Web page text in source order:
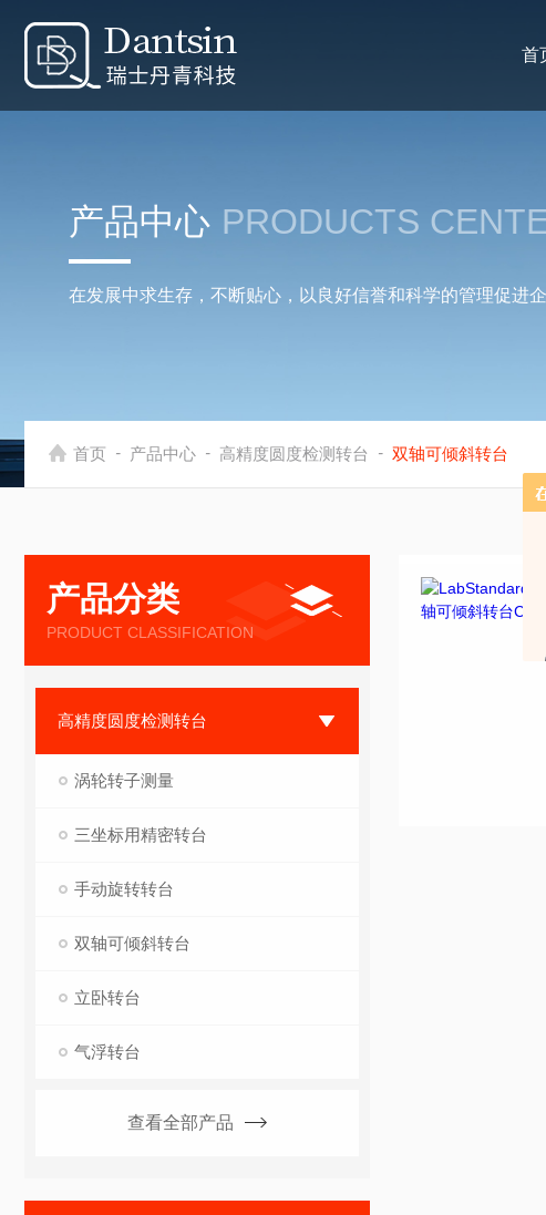
首
产品中心 PRODUCTS
在发展中求生存，不断贴心，以良好信誉和科学的管理促进
首页 - 产品中心 - 高精度圆度检测转台 - 双轴可倾斜转台
产品分类
PRODUCT CLASSIFICATION
高精度圆度检测转台
涡轮转子测量
三坐标用精密转台
手动旋转转台
双轴可倾斜转台
立卧转台
气浮转台
查看全部产品